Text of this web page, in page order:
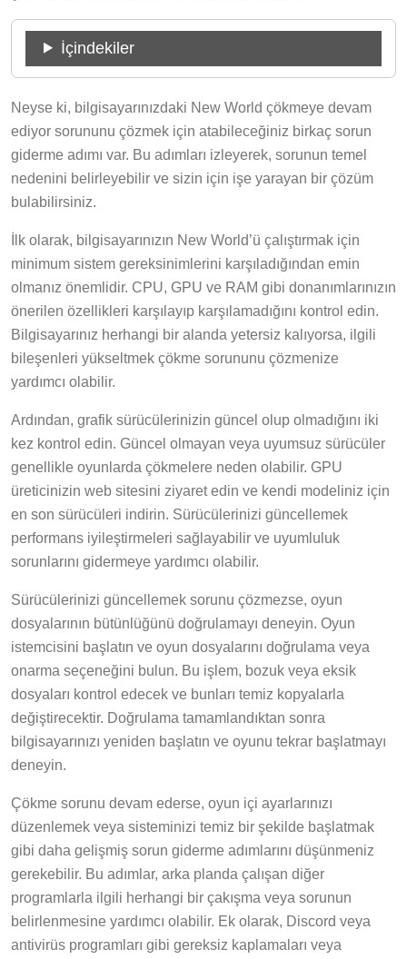
İçindekiler
Neyse ki, bilgisayarınızdaki New World çökmeye devam
ediyor sorununu çözmek için atabileceğiniz birkaç sorun
giderme adımı var. Bu adımları izleyerek, sorunun temel
nedenini belirleyebilir ve sizin için işe yarayan bir çözüm
bulabilirsiniz.
İlk olarak, bilgisayarınızın New World’ü çalıştırmak için
minimum sistem gereksinimlerini karşıladığından emin
olmanız önemlidir. CPU, GPU ve RAM gibi donanımlarınızın
önerilen özellikleri karşılayıp karşılamadığını kontrol edin.
Bilgisayarınız herhangi bir alanda yetersiz kalıyorsa, ilgili
bileşenleri yükseltmek çökme sorununu çözmenize
yardımcı olabilir.
Ardından, grafik sürücülerinizin güncel olup olmadığını iki
kez kontrol edin. Güncel olmayan veya uyumsuz sürücüler
genellikle oyunlarda çökmelere neden olabilir. GPU
üreticinizin web sitesini ziyaret edin ve kendi modeliniz için
en son sürücüleri indirin. Sürücülerinizi güncellemek
performans iyileştirmeleri sağlayabilir ve uyumluluk
sorunlarını gidermeye yardımcı olabilir.
Sürücülerinizi güncellemek sorunu çözmezse, oyun
dosyalarının bütünlüğünü doğrulamayı deneyin. Oyun
istemcisini başlatın ve oyun dosyalarını doğrulama veya
onarma seçeneğini bulun. Bu işlem, bozuk veya eksik
dosyaları kontrol edecek ve bunları temiz kopyalarla
değiştirecektir. Doğrulama tamamlandıktan sonra
bilgisayarınızı yeniden başlatın ve oyunu tekrar başlatmayı
deneyin.
Çökme sorunu devam ederse, oyun içi ayarlarınızı
düzenlemek veya sisteminizi temiz bir şekilde başlatmak
gibi daha gelişmiş sorun giderme adımlarını düşünmeniz
gerekebilir. Bu adımlar, arka planda çalışan diğer
programlarla ilgili herhangi bir çakışma veya sorunun
belirlenmesine yardımcı olabilir. Ek olarak, Discord veya
antivirüs programları gibi gereksiz kaplamaları veya